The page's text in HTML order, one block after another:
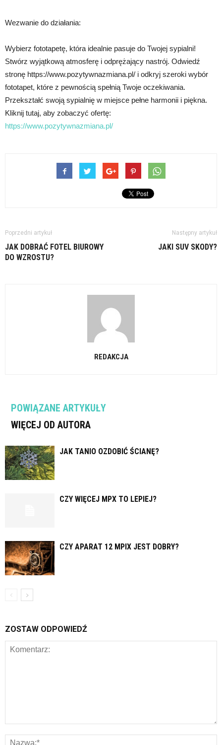
Wezwanie do działania:
Wybierz fototapetę, która idealnie pasuje do Twojej sypialni!
Stwórz wyjątkową atmosferę i odprężający nastrój. Odwiedź
stronę https://www.pozytywnazmiana.pl/ i odkryj szeroki wybór
fototapet, które z pewnością spełnią Twoje oczekiwania.
Przekształć swoją sypialnię w miejsce pełne harmonii i piękna.
Kliknij tutaj, aby zobaczyć ofertę:
https://www.pozytywnazmiana.pl/
Poprzedni artykuł
JAK DOBRAĆ FOTEL BIUROWY
DO WZROSTU?
Następny artykuł
JAKI SUV SKODY?
REDAKCJA
POWIĄZANE ARTYKUŁY
WIĘCEJ OD AUTORA
JAK TANIO OZDOBIĆ ŚCIANĘ?
CZY WIĘCEJ MPX TO LEPIEJ?
CZY APARAT 12 MPIX JEST DOBRY?
ZOSTAW ODPOWIEDŹ